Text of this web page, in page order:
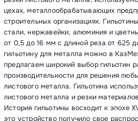
цехах, металлообрабатывающих
строительных организациях.
стали, нержавейки, алюминия и
от 0,5 до 16 мм с длиной реза от 625
гильотину для металла можно в
предлагаем широкий выбор гильотин
производительности для решения
листового металла. Гильотина
листового металла и резки
История гильотины восходит к эпохе
это устройство получило свое